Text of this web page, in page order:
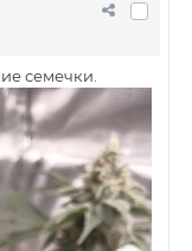
семечки.